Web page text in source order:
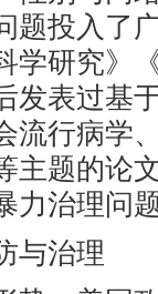
题投入了
学研究》
发表过基
流行病学
主题的论
力治理问
治理